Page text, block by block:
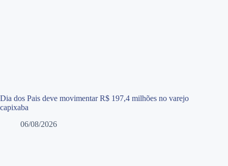
Dia dos Pais deve movimentar R$ 197,4 milhões no varejo
capixaba
06/08/2026